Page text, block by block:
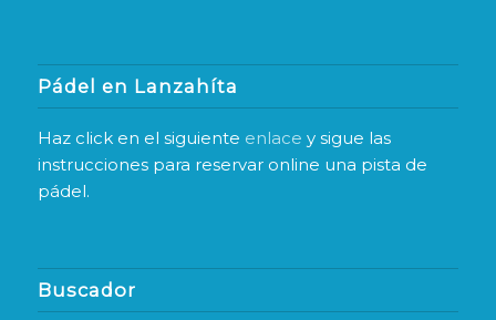
Pádel en Lanzahíta
Haz click en el siguiente enlace y sigue las
instrucciones para reservar online una pista de
pádel.
Buscador